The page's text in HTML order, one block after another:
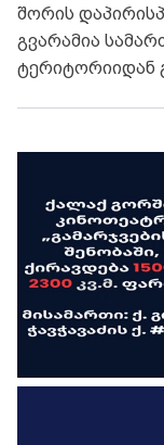
შორის
გვარამია
ტერიტორიიდან